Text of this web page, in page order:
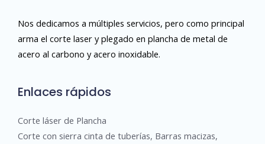
Nos dedicamos a múltiples servicios, pero como principal
arma el corte laser y plegado en plancha de metal de
acero al carbono y acero inoxidable.
Enlaces rápidos
Corte láser de Plancha
Corte con sierra cinta de tuberías, Barras macizas,